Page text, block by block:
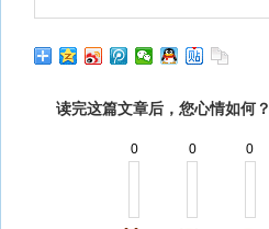
读完这篇文章后，您心情如何？
0 0 0